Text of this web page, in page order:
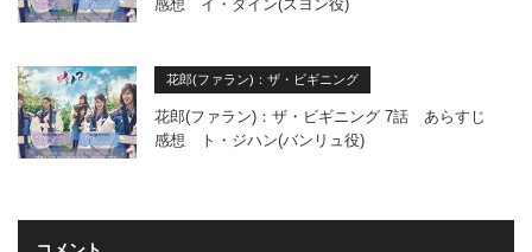
感想 イ・ダイン(スヨン役)
花郎(ファラン)：ザ・ビギニング
花郎(ファラン)：ザ・ビギニング 7話 あらすじ
感想 ト・ジハン(バンリュ役)